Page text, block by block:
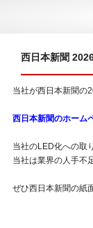
西日本新聞
当社が西日本新聞の
西日本新聞のホーム
当社のLED化への取
当社は業界の人手不
ぜひ西日本新聞の紙